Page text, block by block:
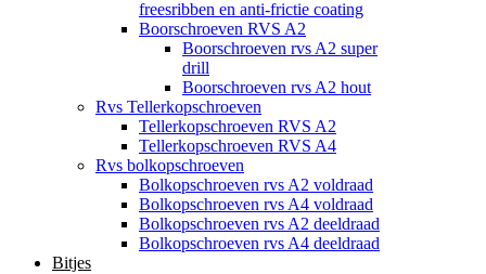
freesribben en anti-frictie coating
Boorschroeven RVS A2
Boorschroeven rvs A2 super
drill
Boorschroeven rvs A2 hout
Rvs Tellerkopschroeven
Tellerkopschroeven RVS A2
Tellerkopschroeven RVS A4
Rvs bolkopschroeven
Bolkopschroeven rvs A2 voldraad
Bolkopschroeven rvs A4 voldraad
Bolkopschroeven rvs A2 deeldraad
Bolkopschroeven rvs A4 deeldraad
Bitjes